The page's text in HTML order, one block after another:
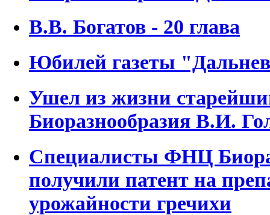
В.В. Богатов - 20 глава
Юбилей газеты
Ушел из жизни
Биоразнообразия В.И.
Специалисты ФНЦ
получили патент на
урожайности гречихи